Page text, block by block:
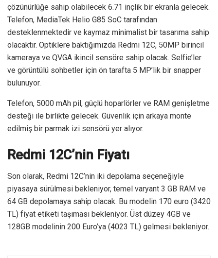
çözünürlüğe sahip olabilecek 6.71 inçlik bir ekranla gelecek.
Telefon, MediaTek Helio G85 SoC tarafından
desteklenmektedir ve kaymaz minimalist bir tasarıma sahip
olacaktır. Optiklere baktığımızda Redmi 12C, 50MP birincil
kameraya ve QVGA ikincil sensöre sahip olacak. Selfie’ler
ve görüntülü sohbetler için ön tarafta 5 MP’lik bir snapper
bulunuyor.
Telefon, 5000 mAh pil, güçlü hoparlörler ve RAM genişletme
desteği ile birlikte gelecek. Güvenlik için arkaya monte
edilmiş bir parmak izi sensörü yer alıyor.
Redmi 12C’nin Fiyatı
Son olarak, Redmi 12C’nin iki depolama seçeneğiyle
piyasaya sürülmesi bekleniyor, temel varyant 3 GB RAM ve
64 GB depolamaya sahip olacak. Bu modelin 170 euro (3420
TL) fiyat etiketi taşıması bekleniyor. Üst düzey 4GB ve
128GB modelinin 200 Euro’ya (4023 TL) gelmesi bekleniyor.